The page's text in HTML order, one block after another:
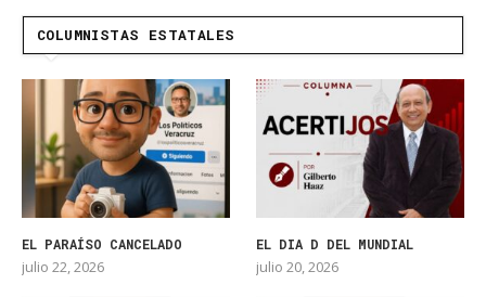
COLUMNISTAS ESTATALES
EL PARAÍSO CANCELADO
julio 22, 2026
EL DIA D DEL MUNDIAL
julio 20, 2026